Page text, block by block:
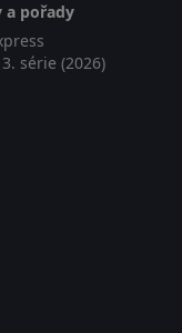
a pořady
série (2026)